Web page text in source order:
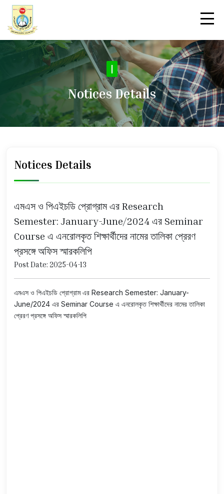
No |
Notices Details
Notices Details
এমএস ও পিএইচডি প্রোগ্রাম এর Research
Semester: January-June/2024 এর Seminar
Course এ এনরোলকৃত শিক্ষার্থীদের নামের তালিকা প্রেরণ
প্রসঙ্গে অফিস স্মারকলিপি
Post Date: 2025-04-13
এমএস ও পিএইচডি প্রোগ্রাম এর Research Semester: January-
June/2024 এর Seminar Course এ এনরোলকৃত শিক্ষার্থীদের নামের তালিকা
প্রেরণ প্রসঙ্গে অফিস স্মারকলিপি